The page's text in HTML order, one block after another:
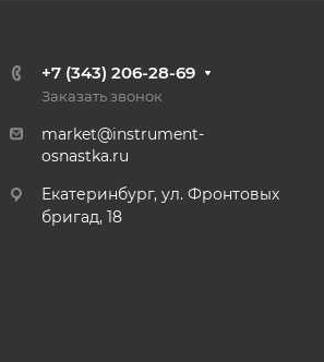
+7 (343) 206-28-69
Заказать звонок
market@instrument-
osnastka.ru
Екатеринбург, ул. Фронтовых
бригад, 18